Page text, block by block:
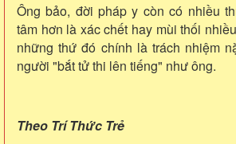
Ông bảo, đời pháp y còn có nhiều
tâm hơn là xác chết hay mùi thối
những thứ đó chính là trách nhiệm
người "bắt tử thi lên tiếng" như ông.
Theo Trí Thức Trẻ